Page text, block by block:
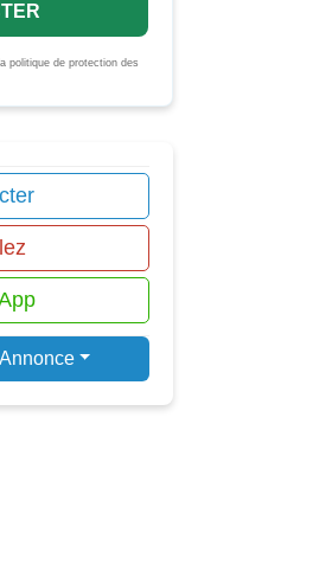
politique de protection des